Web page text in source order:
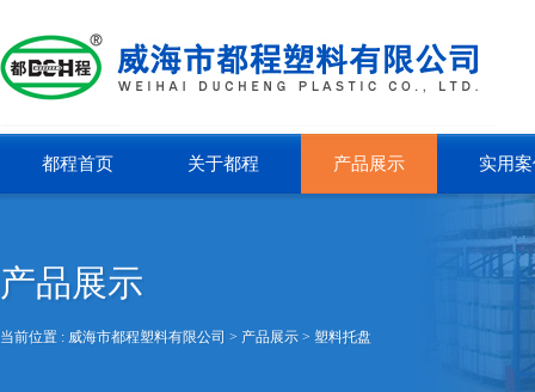
都程首页 关于都程 产品展示 实用
产品展示
当前位置 : 威海市都程塑料有限公司 > 产品展示 > 塑料托盘